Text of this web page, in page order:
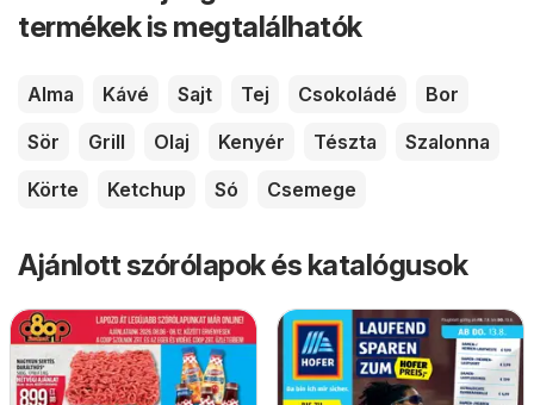
termékek is megtalálhatók
Alma Kávé Sajt Tej Csokoládé
Bor
Sör
Grill Olaj Kenyér Tészta
Szalonna
Körte
Ketchup Só Csemege
Ajánlott szórólapok és katalógusok